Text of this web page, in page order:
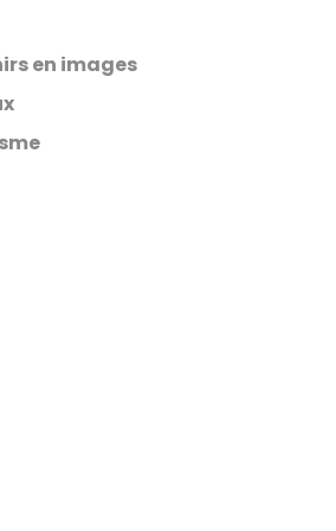
en images